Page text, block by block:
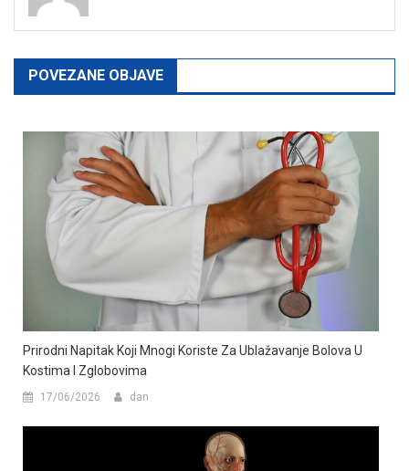
POVEZANE OBJAVE
Prirodni Napitak Koji Mnogi Koriste Za Ublažavanje Bolova U
Kostima I Zglobovima
17/06/2026 dan